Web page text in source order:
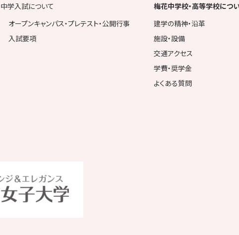
中学入試について
オープンキャンパス・プレテスト・公開行事
入試要項
梅花中学校・高等学校につ
建学の精神・沿革
施設・設備
交通アクセス
学費・奨学金
よくある質問